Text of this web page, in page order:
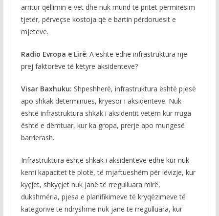
arritur qëllimin e vet dhe nuk mund të pritet përmirësim
tjetër, përveçse kostoja që e bartin përdoruesit e
mjeteve.
Radio Evropa e Lirë: A është edhe infrastruktura një
prej faktorëve të këtyre aksidenteve?
Visar Baxhuku: Shpeshherë, infrastruktura është pjesë
apo shkak determinues, kryesor i aksidenteve. Nuk
është infrastruktura shkak i aksidentit vetëm kur rruga
është e dëmtuar, kur ka gropa, prerje apo mungesë
barrierash.
Infrastruktura është shkak i aksidenteve edhe kur nuk
kemi kapacitet të plotë, të mjaftueshëm për lëvizje, kur
kyçjet, shkyçjet nuk janë të rregulluara mirë,
dukshmëria, pjesa e planifikimeve të kryqëzimeve të
kategorive të ndryshme nuk janë të rregulluara, kur